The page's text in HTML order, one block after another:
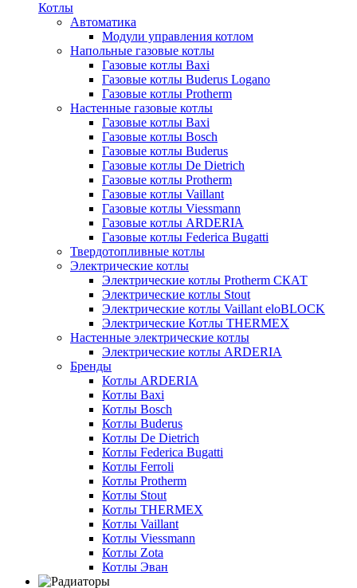
Котлы
Автоматика
Модули управления котлом
Напольные газовые котлы
Газовые котлы Baxi
Газовые котлы Buderus Logano
Газовые котлы Protherm
Настенные газовые котлы
Газовые котлы Baxi
Газовые котлы Bosch
Газовые котлы Buderus
Газовые котлы De Dietrich
Газовые котлы Protherm
Газовые котлы Vaillant
Газовые котлы Viessmann
Газовые котлы ARDERIA
Газовые котлы Federica Bugatti
Твердотопливные котлы
Электрические котлы
Электрические котлы Protherm СКАТ
Электрические котлы Stout
Электрические котлы Vaillant eloBLOCK
Электрические Котлы THERMEX
Настенные электрические котлы
Электрические котлы ARDERIA
Бренды
Котлы ARDERIA
Котлы Baxi
Котлы Bosch
Котлы Buderus
Котлы De Dietrich
Котлы Federica Bugatti
Котлы Ferroli
Котлы Protherm
Котлы Stout
Котлы THERMEX
Котлы Vaillant
Котлы Viessmann
Котлы Zota
Котлы Эван